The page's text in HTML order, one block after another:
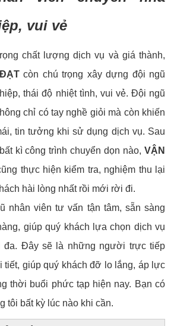
vui vẻ
chất lượng dịch vụ và giá thành,
còn chú trọng xây dựng đội ngũ
thái độ nhiệt tình, vui vẻ. Đội ngũ
chỉ có tay nghề giỏi mà còn khiến
tin tưởng khi sử dụng dịch vụ. Sau
kì công trình chuyển dọn nào, VẬN
thực hiện kiểm tra, nghiệm thu lại
hài lòng nhất rồi mới rời đi.
nhân viên tư vấn tận tâm, sẵn sàng
giúp quý khách lựa chọn dịch vụ
đa. Đây sẽ là những người trực tiếp
tiết, giúp quý khách đỡ lo lắng, áp lực
thời buổi phức tạp hiện nay. Bạn có
tôi bất kỳ lúc nào khi cần.